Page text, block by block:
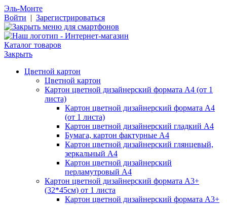
Эль-Монте
Войти | Зарегистрироваться
Каталог товаров
Закрыть
Цветной картон
Цветной картон
Картон цветной дизайнерский формата А4 (от 1
листа)
Картон цветной дизайнерский формата А4
(от 1 листа)
Картон цветной дизайнерский гладкий А4
Бумага, картон фактурные А4
Картон цветной дизайнерский глянцевый,
зеркальный А4
Картон цветной дизайнерский
перламутровый А4
Картон цветной дизайнерский формата А3+
(32*45см) от 1 листа
Картон цветной дизайнерский формата А3+